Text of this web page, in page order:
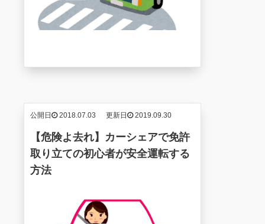
公開日 2018.07.03 更新日 2019.09.30
【危険よ去れ】カーシェアで免許
取り立ての初心者が安全運転する
方法